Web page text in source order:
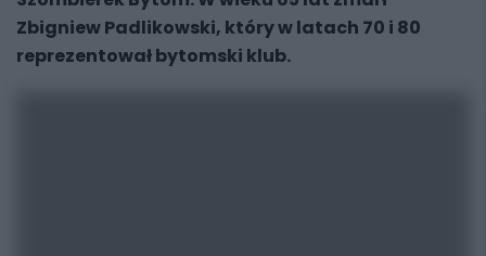
Zbigniew Padlikowski, który w latach 70 i 80
reprezentował bytomski klub.